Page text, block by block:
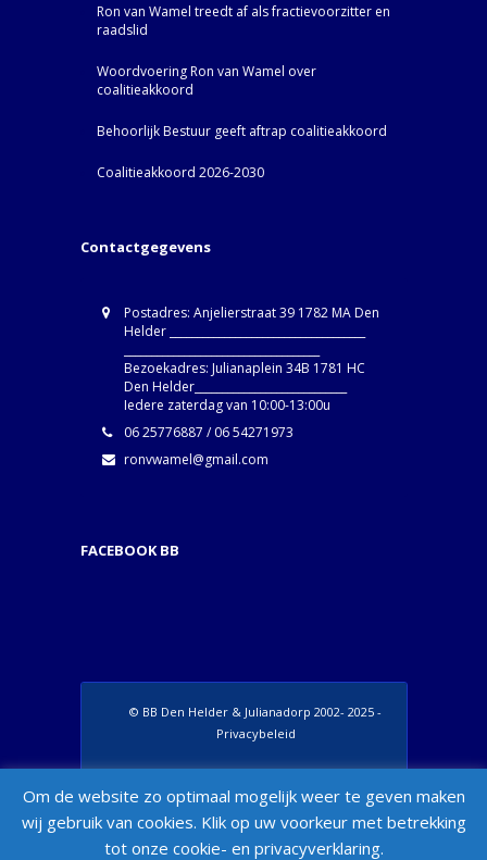
Ron van Wamel treedt af als fractievoorzitter en
raadslid
Woordvoering Ron van Wamel over
coalitieakkoord
Behoorlijk Bestuur geeft aftrap coalitieakkoord
Coalitieakkoord 2026-2030
Contactgegevens
Postadres: Anjelierstraat 39 1782 MA Den
Helder ____________________________________
Bezoekadres: Julianaplein 34B 1781 HC
Den Helder____________________________
Iedere zaterdag van 10:00-13:00u
06 25776887 / 06 54271973
ronvwamel@gmail.com
FACEBOOK BB
© BB Den Helder & Julianadorp 2002- 2025 -
Privacybeleid
Appearance > Menus > "Manage Locations"
Om de website zo optimaal mogelijk weer te geven maken
wij gebruik van cookies. Klik op uw voorkeur met betrekking
tot onze cookie- en privacyverklaring.